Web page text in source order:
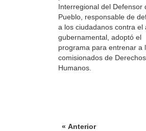
Interregional del Defensor
Pueblo, responsable de
a los ciudadanos contra el
gubernamental, adoptó el
programa para entrenar a
comisionados de Derechos
Humanos.
« Anterior